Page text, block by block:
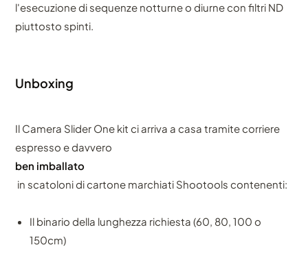
l'esecuzione di sequenze notturne o diurne con filtri ND
piuttosto spinti.
Unboxing
Il Camera Slider One kit ci arriva a casa tramite corriere
espresso e davvero
ben imballato
in scatoloni di cartone marchiati Shootools contenenti:
Il binario della lunghezza richiesta (60, 80, 100 o
150cm)